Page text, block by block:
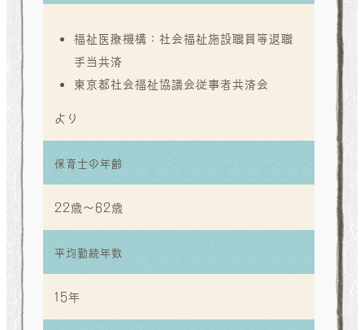
福祉医療機構：社会福祉施設職員等退職
手当共済
東京都社会福祉協議会従事者共済会
より
保育士の年齢
22歳～62歳
平均勤続年数
15年